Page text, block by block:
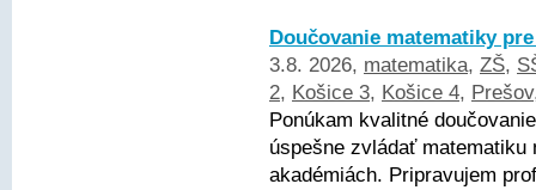
Doučovanie matematiky
3.8. 2026, matematika, ZŠ,
2, Košice 3, Košice 4, Prešov
Ponúkam kvalitné
úspešne zvládať
akadémiách. Pripravujem